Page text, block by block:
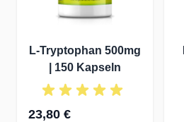
L-Tryptophan 500mg
| 150 Kapseln
23,80 €